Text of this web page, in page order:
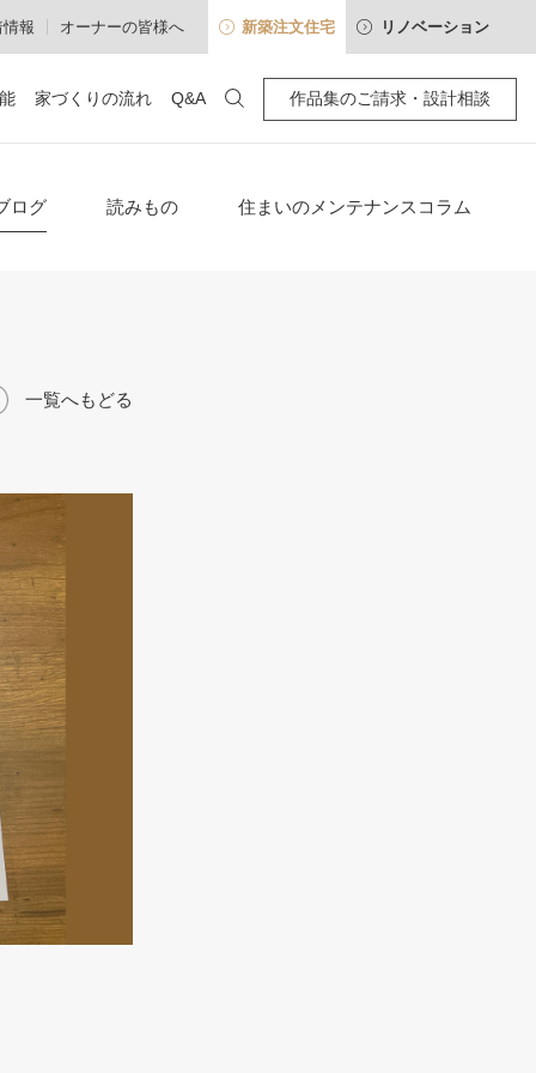
情報 オーナーの皆様へ 新築注文住宅 リノベーション
家づくりの流れ Q&A 作品集のご請求・設計相談
空間別
確かな性能
せ アクセス
ログ 読みもの 住まいのメンテナンスコラム
一覧へもどる